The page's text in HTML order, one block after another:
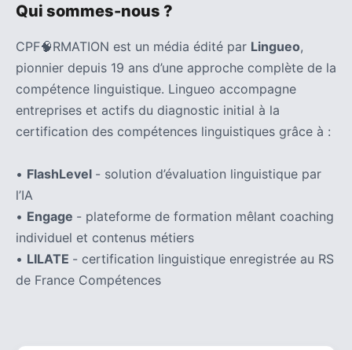
Qui sommes-nous ?
CPF🧠RMATION est un média édité par Lingueo,
pionnier depuis 19 ans d’une approche complète de la
compétence linguistique. Lingueo accompagne
entreprises et actifs du diagnostic initial à la
certification des compétences linguistiques grâce à :
• FlashLevel - solution d’évaluation linguistique par
l’IA
• Engage - plateforme de formation mêlant coaching
individuel et contenus métiers
• LILATE - certification linguistique enregistrée au RS
de France Compétences